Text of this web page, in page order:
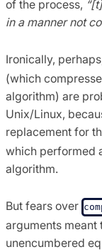
of the process,
in a manner not
Ironically,
(which
algorithm) are
Unix/Linux,
replacement for
which performed
algorithm.
But fears over
arguments meant
unencumbered